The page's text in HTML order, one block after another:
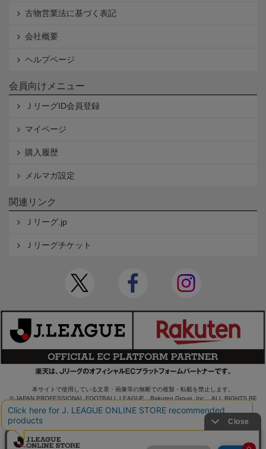
古物営業法に基づく表記
会社概要
ヘルプページ
会員向けメニュー
ＪリーグID会員登録
マイページ
購入履歴
メルマガ設定
関連リンク
Ｊリーグ.jp
Ｊリーグチケット
本サイトで使用している文章・画像等の無断での複製・転載を禁止します。
© JAPAN PROFESSIONAL FOOTBALL LEAGUE Rakuten Group, Inc. ALL RIGHTS RE
SERVED.